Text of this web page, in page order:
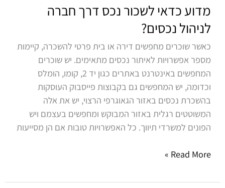
מדוע כדאי לשכור נכס דרך חברה
לניהול נכסים?
כאשר שוכרים מחפשים דירה או בית פרטי להשכרה, קיימות
מספר אפשרויות לאיתור נכסים מתאימים. יש שוכרים
המחפשים באינטרנט באתרים כגון יד 2, קומו, הומלס
וכדומה, יש המחפשים גם בקבוצות פייסבוק העוסקות
בהשכרת נכסים באזור הגאוגרפי הרצוי, יש את אלה
המשוטטים רגלית באזור המבוקש ומחפשים בעצמם ויש
הפונים למשרדי תיווך. כל האפשרויות טובות אם הן מסייעות
לשכור
נכס
דרך
חברה
לניהול
נכסים?
Read More »